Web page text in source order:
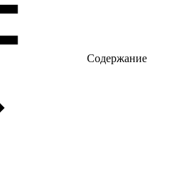
Содержание